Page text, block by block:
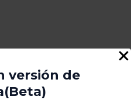
versión de